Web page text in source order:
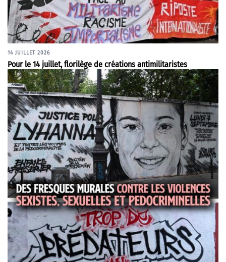
14 JUILLET 2026
Pour le 14 juillet, florilège de créations antimilitaristes